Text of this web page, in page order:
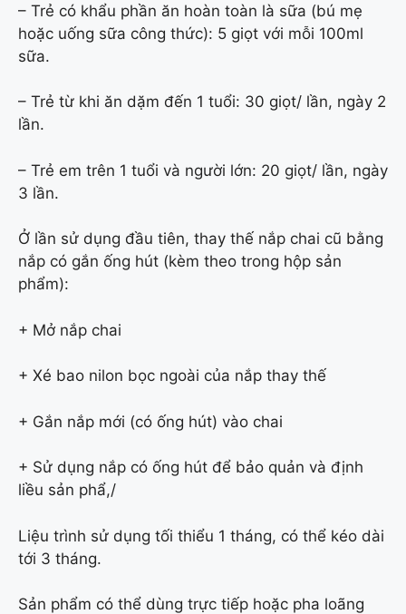
– Trẻ có khẩu phần ăn hoàn toàn là sữa (bú mẹ
hoặc uống sữa công thức): 5 giọt với mỗi 100ml
sữa.
– Trẻ từ khi ăn dặm đến 1 tuổi: 30 giọt/ lần, ngày 2
lần.
– Trẻ em trên 1 tuổi và người lớn: 20 giọt/ lần, ngày
3 lần.
Ở lần sử dụng đầu tiên, thay thế nắp chai cũ bằng
nắp có gắn ống hút (kèm theo trong hộp sản
phẩm):
+ Mở nắp chai
+ Xé bao nilon bọc ngoài của nắp thay thế
+ Gắn nắp mới (có ống hút) vào chai
+ Sử dụng nắp có ống hút để bảo quản và định
liều sản phẩ,/
Liệu trình sử dụng tối thiểu 1 tháng, có thể kéo dài
tới 3 tháng.
Sản phẩm có thể dùng trực tiếp hoặc pha loãng